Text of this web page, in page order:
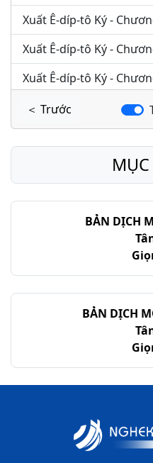
Xuất Ê-díp-tô Ký -
Xuất Ê-díp-tô Ký -
Xuất Ê-díp-tô Ký -
Xuất Ê-díp-tô Ký -
Xuất Ê-díp-tô Ký -
Xuất Ê-díp-tô Ký -
Xuất Ê-díp-tô Ký -
Xuất Ê-díp-tô Ký -
Xuất Ê-díp-tô Ký -
Xuất Ê-díp-tô Ký -
Xuất Ê-díp-tô Ký -
Xuất Ê-díp-tô Ký -
＜ Trước
BẢN DỊCH
BẢN DỊCH